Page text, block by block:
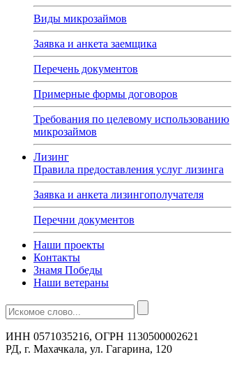
Виды микрозаймов
Заявка и анкета заемщика
Перечень документов
Примерные формы договоров
Требования по целевому использованию
микрозаймов
Лизинг
Правила предоставления услуг лизинга
Заявка и анкета лизингополучателя
Перечни документов
Наши проекты
Контакты
Знамя Победы
Наши ветераны
ИНН 0571035216, ОГРН 1130500002621
РД, г. Махачкала, ул. Гагарина, 120